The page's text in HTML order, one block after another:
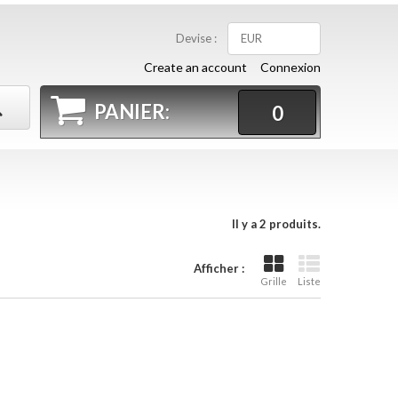
Devise : EUR
Create an account Connexion
PANIER: 0
Il y a 2 produits.
Afficher :
Grille Liste